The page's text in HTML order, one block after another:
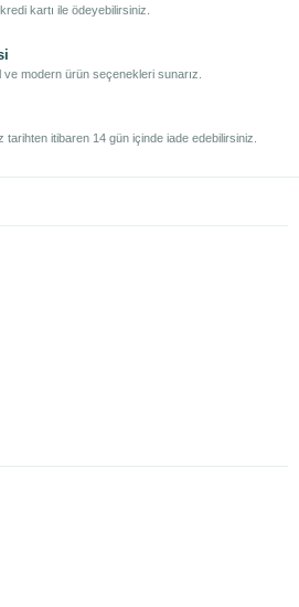
kartı ile ödeyebilirsiniz.
modern ürün seçenekleri sunarız.
tarihten itibaren 14 gün içinde iade edebilirsiniz.